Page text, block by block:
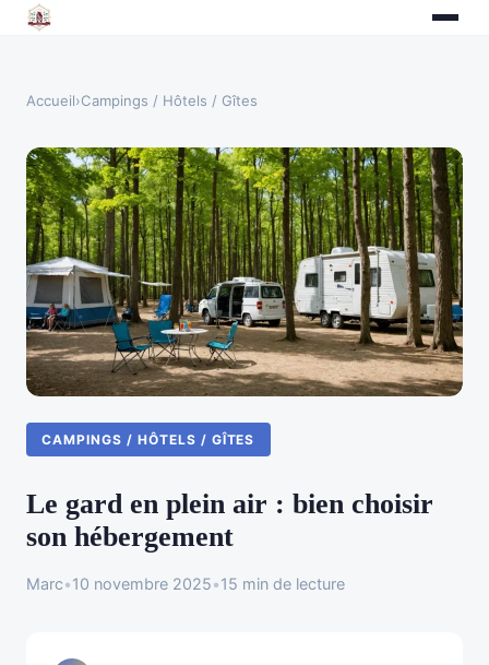
Accueil›Campings / Hôtels / Gîtes
CAMPINGS / HÔTELS / GÎTES
Le gard en plein air : bien choisir
son hébergement
Marc•10 novembre 2025•15 min de lecture